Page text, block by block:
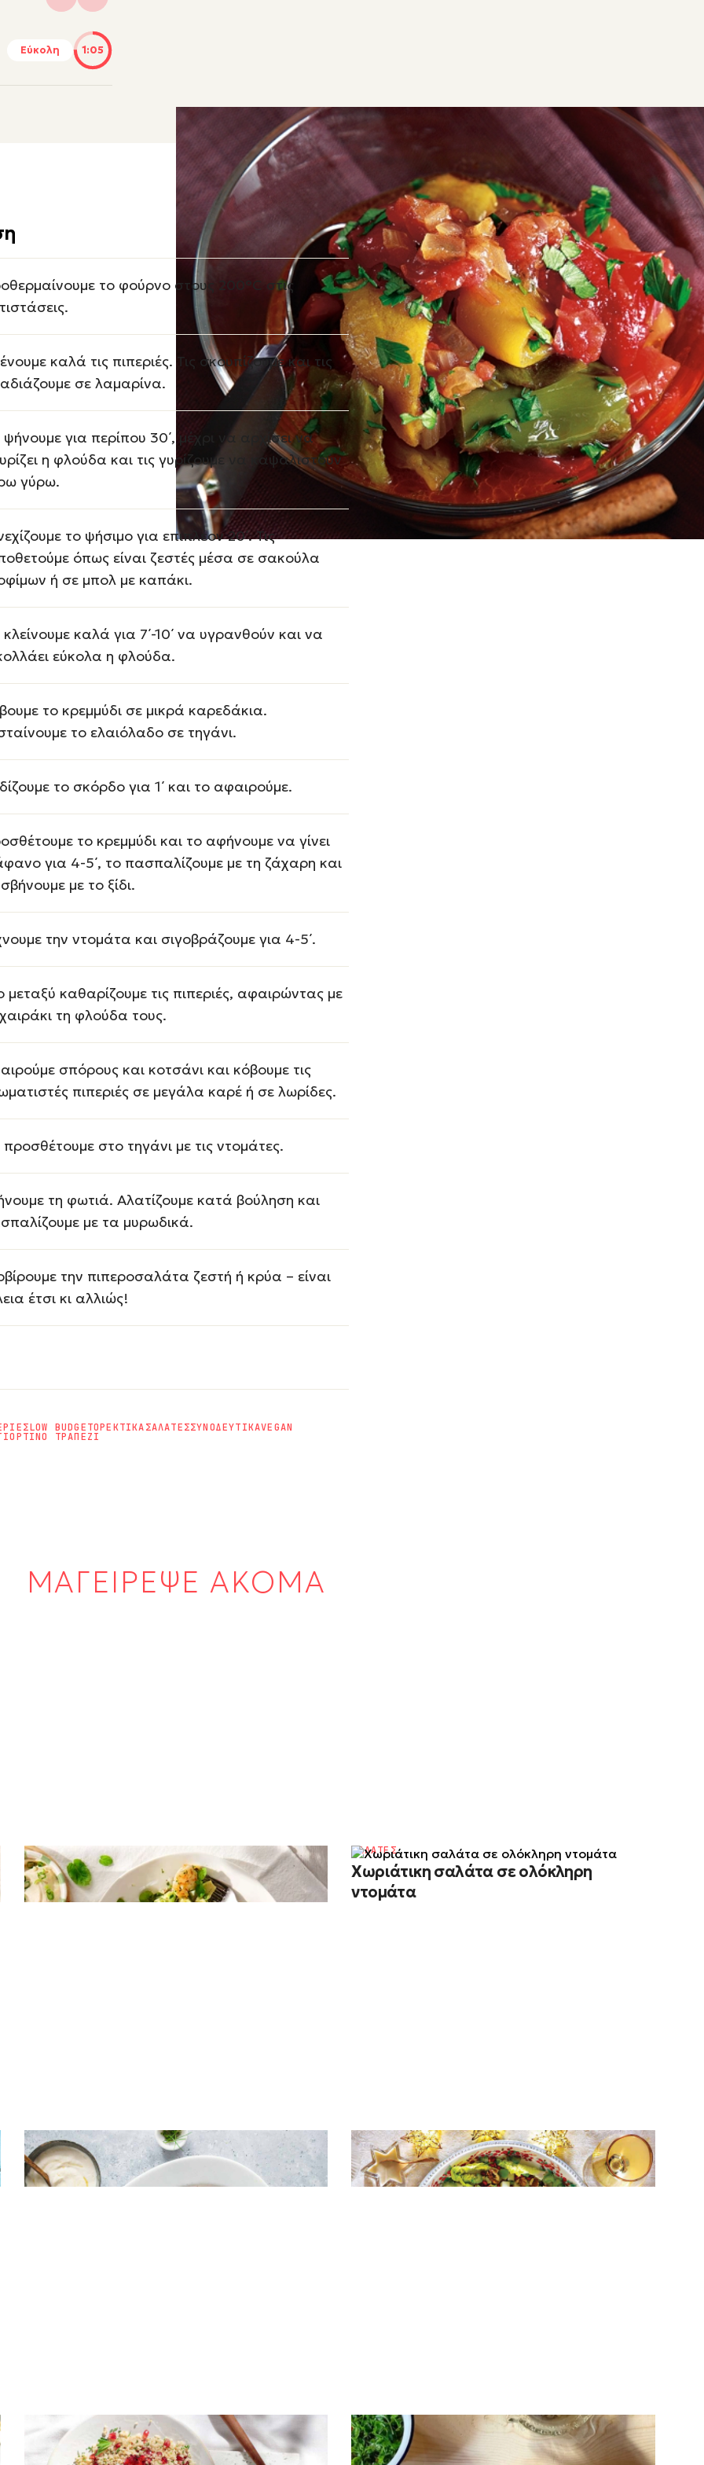
Εύκολη 1:05
το φούρνο στους 200°C στις
καλά τις πιπεριές. Τις σκουπίζουμε και τις
σε λαμαρίνα.
ψήνουμε για περίπου 30΄, μέχρι να αρχίσει να
η φλούδα και τις γυρίζουμε να καψαλιστούν
γύρω.
το ψήσιμο για επιπλέον 20΄. Τις
όπως είναι ζεστές μέσα σε σακούλα
ή σε μπολ με καπάκι.
κλείνουμε καλά για 7΄-10΄ να υγρανθούν και να
εύκολα η φλούδα.
το κρεμμύδι σε μικρά καρεδάκια.
το ελαιόλαδο σε τηγάνι.
το σκόρδο για 1΄ και το αφαιρούμε.
το κρεμμύδι και το αφήνουμε να γίνει
για 4-5΄, το πασπαλίζουμε με τη ζάχαρη και
με το ξίδι.
την ντομάτα και σιγοβράζουμε για 4-5΄.
μεταξύ καθαρίζουμε τις πιπεριές, αφαιρώντας με
τη φλούδα τους.
σπόρους και κοτσάνι και κόβουμε τις
πιπεριές σε μεγάλα καρέ ή σε λωρίδες.
προσθέτουμε στο τηγάνι με τις ντομάτες.
τη φωτιά. Αλατίζουμε κατά βούληση και
με τα μυρωδικά.
την πιπεροσαλάτα ζεστή ή κρύα – είναι
έτσι κι αλλιώς!
LOW BUDGETΟΡΕΚΤΙΚΑΣΑΛΑΤΕΣΣΥΝΟΔΕΥΤΙΚΑVEGAN
ΤΡΑΠΕΖΙ
ΜΑΓΕΙΡΕΨΕ ΑΚΟΜΑ
Γαριδοσαλάτα
ΣΑΛΑΤΕΣ
Χωριάτικη σαλάτα σε ολόκληρη
ντομάτα
ΣΑΛΑΤΕΣ
Σαλάτα με παντζαρόφυλλα και
μαριναρισμένα παντζάρια
ΣΑΛΑΤΕΣ
Σαλάτα με ξινόμηλο και κρεμώδες
ντρέσινγκ πορτοκαλιού
ΣΑΛΑΤΕΣ
Κους κους με λαχανικά Παλληκάρια​ Kρητική συνταγή
ΟΣΠΡΙΑ